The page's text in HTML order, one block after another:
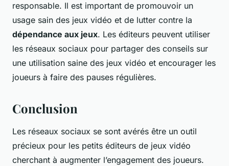
responsable. Il est important de promouvoir un
usage sain des jeux vidéo et de lutter contre la
dépendance aux jeux. Les éditeurs peuvent utiliser
les réseaux sociaux pour partager des conseils sur
une utilisation saine des jeux vidéo et encourager les
joueurs à faire des pauses régulières.
Conclusion
Les réseaux sociaux se sont avérés être un outil
précieux pour les petits éditeurs de jeux vidéo
cherchant à augmenter l’engagement des joueurs.